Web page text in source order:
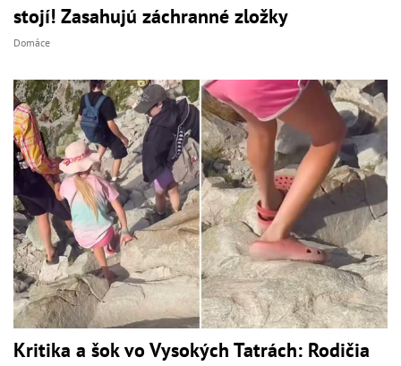
stojí! Zasahujú záchranné zložky
Domáce
Kritika a šok vo Vysokých Tatrách: Rodičia